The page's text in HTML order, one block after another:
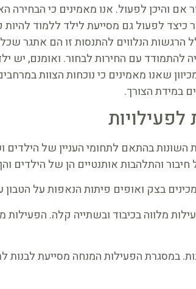
אם והיכן לפעול. אנו מאמינים כי
לפעול גם מסייעת לילד ללמוד להיות
הרגשות הנלווים להתנסות זו הם אתגר
להתמודד עם החירות לבחור. ואומנם, יש
שאנו מאמינים כי נוכחות הצוות
במידת הצורך.
לפעילויות
בהתאם לתחומי העניין של הילדים
והתלהבות אותנטיים הן של הילדים
בצק ואופים פיתות הנאפות על הטבון
מלווה בכיבוד ובשתייה קלה. הפעילות
במסגרת הפעילות המנחה מסייעת לבנות